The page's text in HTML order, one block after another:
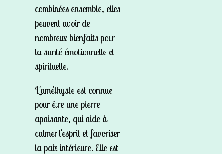
combinées ensemble, elles
peuvent avoir de
nombreux bienfaits pour
la santé émotionnelle et
spirituelle.
L'améthyste est connue
pour être une pierre
apaisante, qui aide à
calmer l'esprit et favoriser
la paix intérieure. Elle est